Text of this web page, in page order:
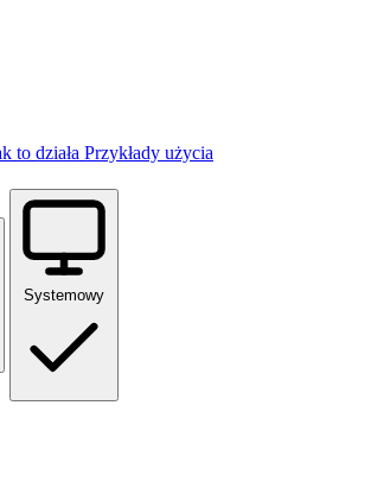
to działa Przykłady użycia
Systemowy